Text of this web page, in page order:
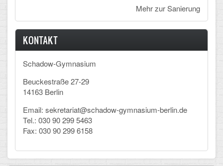
Mehr zur Sanierung
KONTAKT
Schadow-Gymnasium
Beuckestraße 27-29
14163 Berlin
Email: sekretariat@schadow-gymnasium-berlin.de
Tel.: 030 90 299 5463
Fax: 030 90 299 6158